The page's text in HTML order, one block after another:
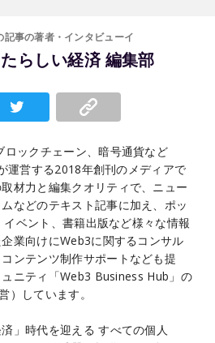
記事の著者・インタビューイ
らしい経済 編集部
ロックチェーン、暗号通貨など
運営する2018年創刊のメディアで
材力と編集クオリティで、ニュー
などのテキスト記事に加え、ポッ
ベント、書籍出版など様々な情報
業向けにWeb3に関するコンサル
ンテンツ制作サポートなども提
ニティ「Web3 Business Hub」の
）しています。
」時代を迎える すべての個人